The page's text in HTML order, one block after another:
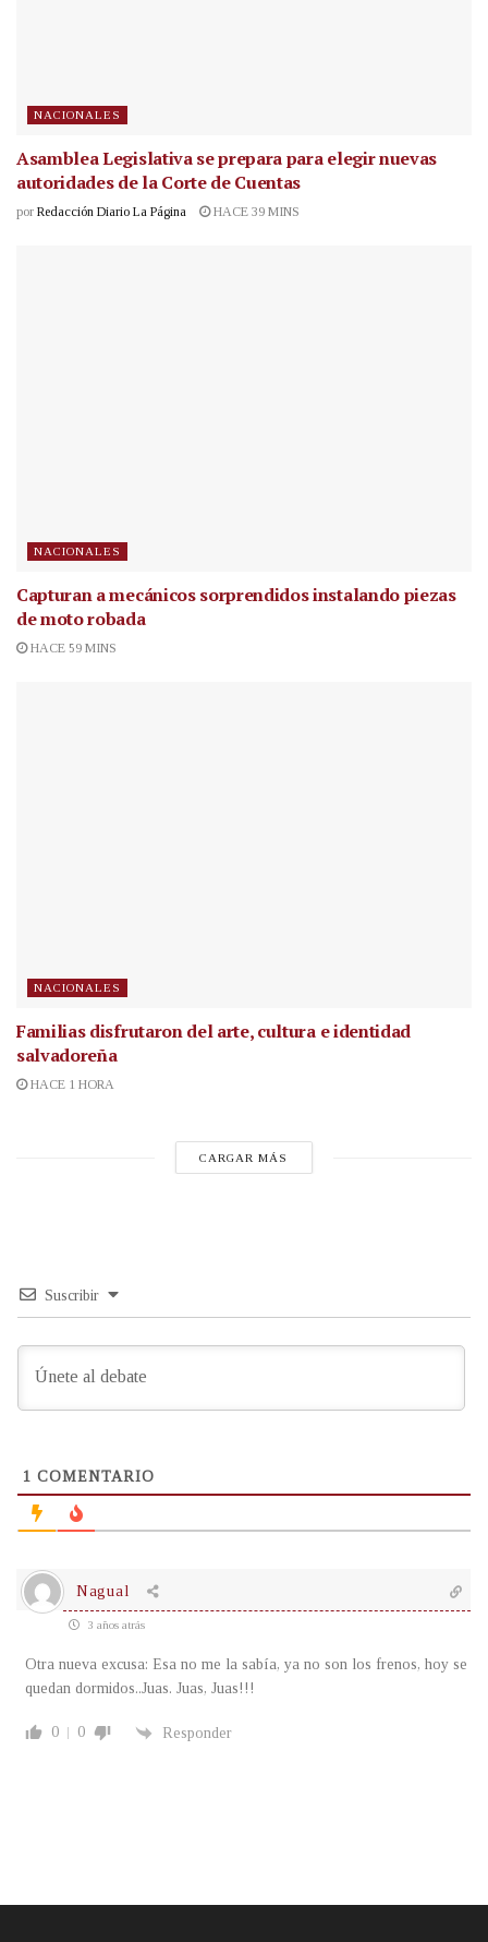
NACIONALES
Asamblea Legislativa se prepara para elegir nuevas
autoridades de la Corte de Cuentas
por Redacción Diario La Página HACE 39 MINS
NACIONALES
Capturan a mecánicos sorprendidos instalando piezas
de moto robada
HACE 59 MINS
NACIONALES
Familias disfrutaron del arte, cultura e identidad
salvadoreña
HACE 1 HORA
CARGAR MÁS
Suscribir
1 COMENTARIO
Nagual
3 años atrás
Otra nueva excusa: Esa no me la sabía, ya no son los frenos, hoy se
quedan dormidos..Juas. Juas, Juas!!!
0 0 Responder